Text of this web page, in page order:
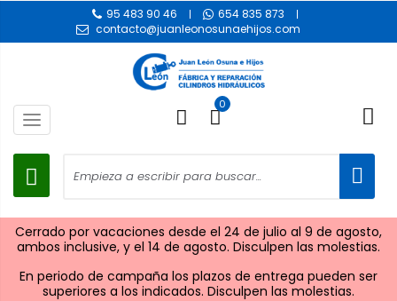
95 483 90 46
654 835 873
contacto@juanleonosunaehijos.com
Toggle
navigation
0
Cerrado por vacaciones desde el 24 de julio al 9 de agosto,
ambos inclusive, y el 14 de agosto. Disculpen las molestias.
En periodo de campaña los plazos de entrega pueden ser
superiores a los indicados. Disculpen las molestias.